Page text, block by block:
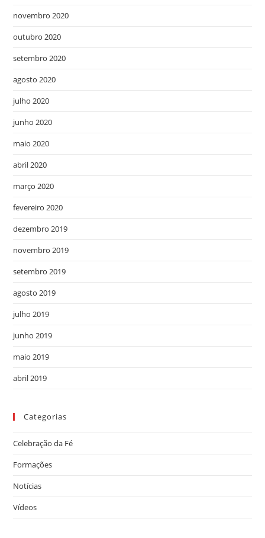
novembro 2020
outubro 2020
setembro 2020
agosto 2020
julho 2020
junho 2020
maio 2020
abril 2020
março 2020
fevereiro 2020
dezembro 2019
novembro 2019
setembro 2019
agosto 2019
julho 2019
junho 2019
maio 2019
abril 2019
Categorias
Celebração da Fé
Formações
Notícias
Vídeos